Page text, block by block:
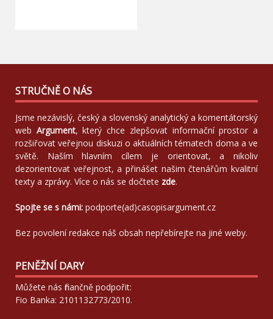
STRUČNĚ O NÁS
Jsme nezávislý, český a slovenský analytický a komentátorský
web Argument, který chce zlepšovat informační prostor a
rozšiřovat veřejnou diskuzi o aktuálních tématech doma a ve
světě. Naším hlavním cílem je orientovat, a nikoliv
dezorientovat veřejnost, a přinášet našim čtenářům kvalitní
texty a zprávy. Více o nás se dočtete zde.
Spojte se s námi: podporte(ad)casopisargument.cz
Bez povolení redakce náš obsah nepřebírejte na jiné weby.
PENĚŽNÍ DARY
Můžete nás finančně podpořit:
Fio Banka: 2101132773/2010.